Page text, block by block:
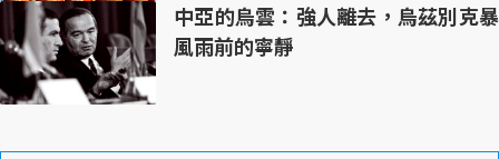
中亞的烏雲：強人離去，烏茲別克暴
風雨前的寧靜